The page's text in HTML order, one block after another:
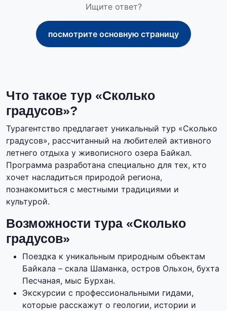
Ищите ответ?
посмотрите основную страницу
Что такое тур «Сколько
градусов»?
Турагентство предлагает уникальный тур «Сколько
градусов», рассчитанный на любителей активного
летнего отдыха у живописного озера Байкал.
Программа разработана специально для тех, кто
хочет насладиться природой региона,
познакомиться с местными традициями и
культурой.
Возможности тура «Сколько
градусов»
Поездка к уникальным природным объектам
Байкала – скала Шаманка, остров Ольхон, бухта
Песчаная, мыс Бурхан.
Экскурсии с профессиональными гидами,
которые расскажут о геологии, истории и